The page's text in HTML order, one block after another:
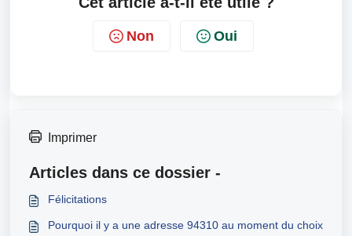
Non Oui
Imprimer
Articles dans ce dossier -
Félicitations
Pourquoi il y a une adresse 94310 au moment du choix